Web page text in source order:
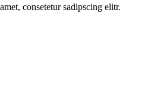
consetetur sadipscing elitr.